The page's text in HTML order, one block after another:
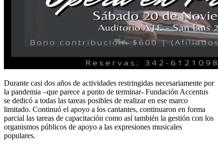
Durante casi dos años de actividades restringidas necesariamente por
la pandemia –que parece a punto de terminar- Fundación Accentus
se dedicó a todas las tareas posibles de realizar en ese marco
limitado. Continuó el apoyo a los cantantes, continuaron en forma
parcial las tareas de capacitación como así también la gestión con los
organismos públicos de apoyo a las expresiones musicales
populares.